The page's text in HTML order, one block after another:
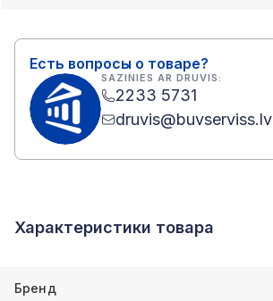
Есть вопросы о товаре?
SAZINIES AR DRUVIS:
2233 5731
druvis@buvserviss.lv
Характеристики товара
Бренд